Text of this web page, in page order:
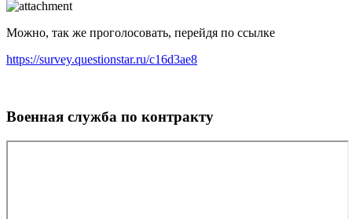
Можно, так же проголосовать, перейдя по ссылке
https://survey.questionstar.ru/c16d3ae8
Военная служба по контракту